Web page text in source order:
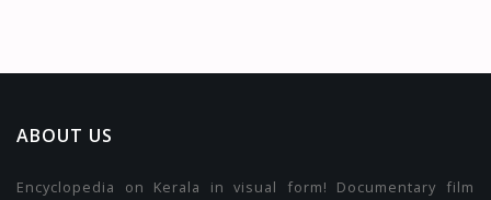
ABOUT US
Encyclopedia on Kerala in visual form! Documentary film